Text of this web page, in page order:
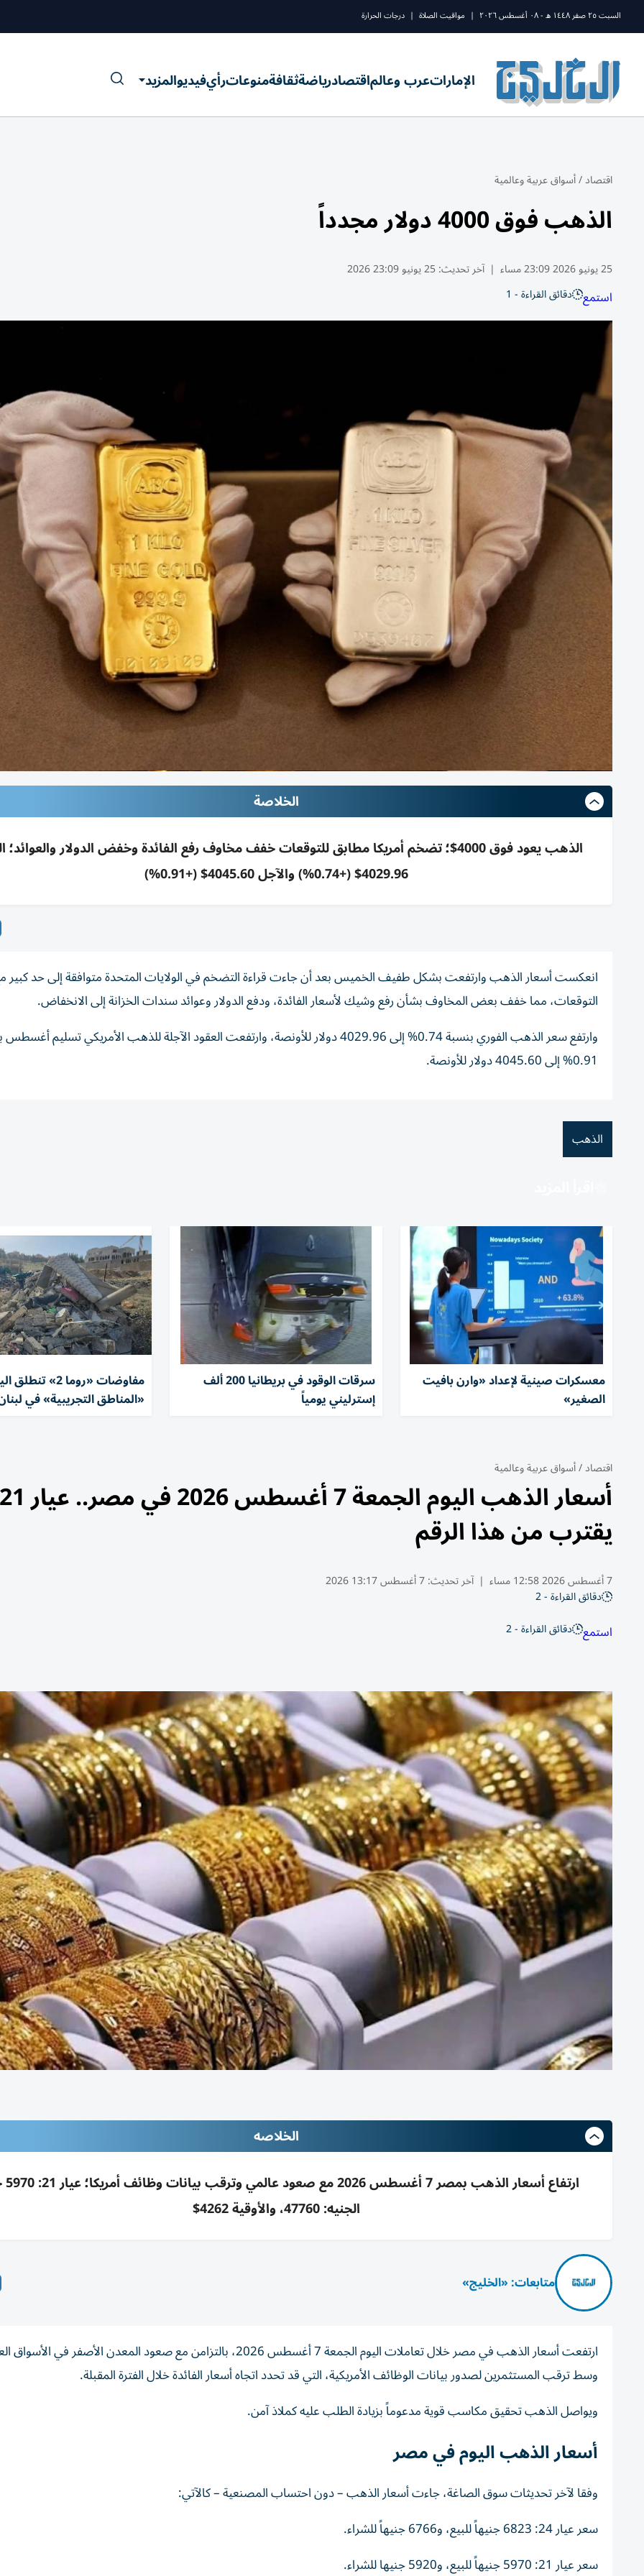
السبت ٢٥ صفر ١٤٤٨ ه - ٠٨ أغسطس ٢٠٢٦ | مواقيت الصلاة | درجات الحرارة
الإماراتعرب وعالماقتصادرياضةثقافةمنوعاترأيفيديوالمزيد
اقتصاد/أسواق عربية وعالمية
الذهب فوق 4000 دولار مجدداً
25 يونيو 2026 23:09 مساء | آخر تحديث:25 يونيو 23:09 2026
استمع دقائق القراءة - 1
الخلاصة
الذهب يعود فوق 4000$؛ تضخم أمريكا مطابق للتوقعات خفف مخاوف رفع الفائدة وخفض الدولار
4029.96$ (+0.74%) والآجل 4045.60$ (+0.91%)
انعكست أسعار الذهب وارتفعت بشكل طفيف الخميس بعد أن جاءت قراءة التضخم في الولايات المتحدة متوافقة إلى حد كبير
التوقعات، مما خفف بعض المخاوف بشأن رفع وشيك لأسعار الفائدة، ودفع الدولار وعوائد سندات الخزانة إلى الانخفاض.
وارتفع سعر الذهب الفوري بنسبة 0.74% إلى 4029.96 دولار للأونصة، وارتفعت العقود الآجلة للذهب الأمريكي تسليم
0.91% إلى 4045.60 دولار للأونصة.
الذهب
معسكرات صينية لإعداد «وارن بافيت
الصغير»
سرقات الوقود في بريطانيا 200 ألف
إسترليني يومياً
مفاوضات «روما 2»
«المناطق التجريبية» في
اقتصاد/أسواق عربية وعالمية
أسعار الذهب اليوم الجمعة 7 أغسطس 2026 في مصر.. عيار 21
يقترب من هذا الرقم
7 أغسطس 2026 12:58 مساء | آخر تحديث:7 أغسطس 13:17 2026
دقائق القراءة - 2
استمع دقائق القراءة - 2
الخلاصه
الجنيه: 47760، والأوقية 4262$
متابعات: «الخليج»
ارتفعت أسعار الذهب في مصر خلال تعاملات اليوم الجمعة 7 أغسطس 2026، بالتزامن مع صعود المعدن الأصفر في
وسط ترقب المستثمرين لصدور بيانات الوظائف الأمريكية، التي قد تحدد اتجاه أسعار الفائدة خلال الفترة المقبلة.
ويواصل الذهب تحقيق مكاسب قوية مدعوماً بزيادة الطلب عليه كملاذ آمن.
أسعار الذهب اليوم في مصر
وفقا لآخر تحديثات سوق الصاغة، جاءت أسعار الذهب – دون احتساب المصنعية – كالآتي:
سعر عيار 24: 6823 جنيهاً للبيع، و6766 جنيهاً للشراء.
سعر عيار 21: 5970 جنيهاً للبيع، و5920 جنيها للشراء.